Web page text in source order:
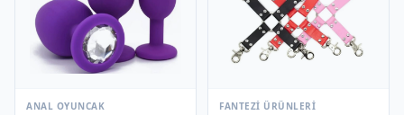
ANAL OYUNCAK FANTEZI ÜRÜNLERI